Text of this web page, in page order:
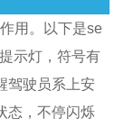
用。以下是se
示灯，符号有
驾驶员系上安
态，不停闪烁